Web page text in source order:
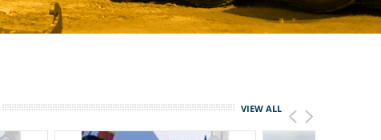
VIEW ALL